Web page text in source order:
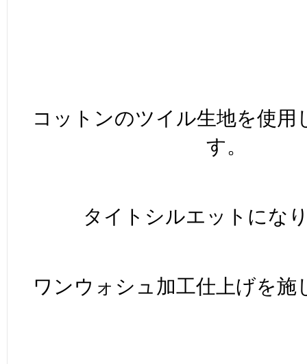
コットンのツイル生地を使用
す。
タイトシルエットにな
ワンウォシュ加工仕上げを施